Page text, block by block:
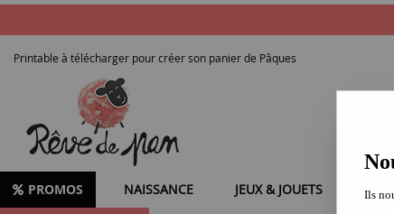
Printable à télécharger pour créer son panier de Pâques
PROMOS NAISSANCE JEUX & JOUETS
Ils